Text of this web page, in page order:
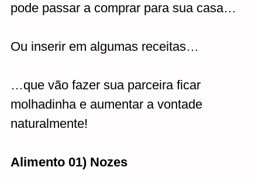
pode passar a comprar para sua casa…
Ou inserir em algumas receitas…
…que vão fazer sua parceira ficar
molhadinha e aumentar a vontade
naturalmente!
Alimento 01) Nozes